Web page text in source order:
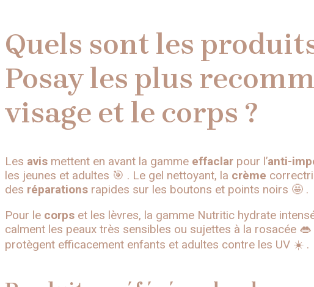
Quels sont les
Posay les plus
visage et le corps ?
Les avis mettent en avant la gamme effaclar pour l’anti-
les jeunes et adultes 🎯 . Le gel nettoyant, la crème
des réparations rapides sur les boutons et points noirs 🤩 .
Pour le corps et les lèvres, la gamme Nutritic hydrate
calment les peaux très sensibles ou sujettes à la rosacée 👄
protègent efficacement enfants et adultes contre les UV ☀️ .